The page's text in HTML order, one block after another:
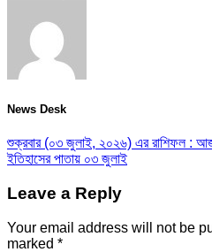
News Desk
শুক্রবার (০৩ জুলাই, ২০২৬) এর রাশিফল :
ইতিহাসের পাতায় ০৩ জুলাই
Leave a Reply
Your email address will not be
marked *